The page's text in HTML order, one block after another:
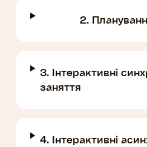
2.
3. Інтерактивні
заняття
4. Інтерактивні